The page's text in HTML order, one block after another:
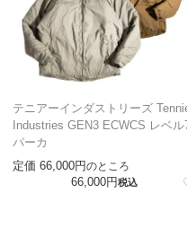
テニアーインダストリーズ
Industries GEN3 ECWCS レベル
パーカ
定価 66,000 のところ
66,000 税込